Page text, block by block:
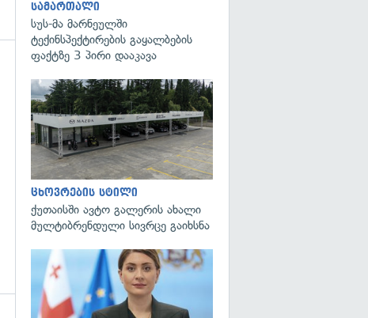
სამართალი
სუს-მა მარნეულში
ტექინსპექტირების გაყალბების
ფაქტზე 3 პირი დააკავა
ცხოვრების სტილი
ქუთაისში ავტო გალერის ახალი
მულტიბრენდული სივრცე გაიხსნა